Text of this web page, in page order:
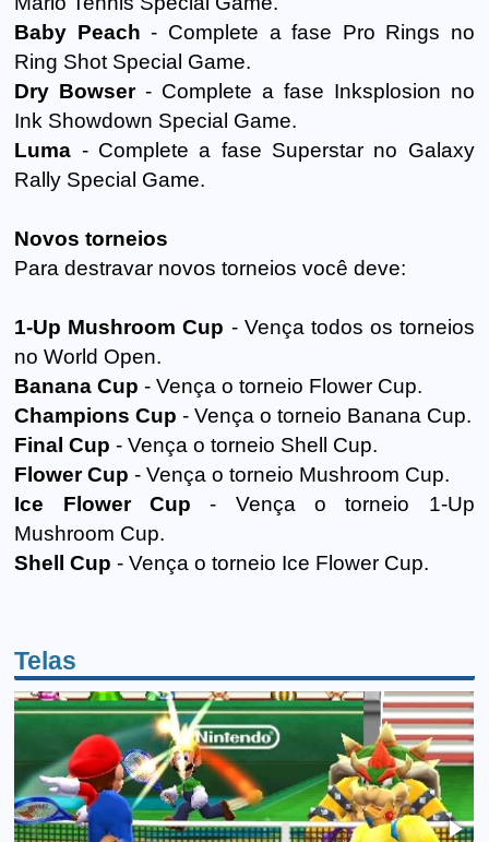
Baby Peach - Complete a fase Pro Rings no
Ring Shot Special Game.
Dry Bowser- Complete a fase Inksplosion no
Ink Showdown Special Game.
Luma - Complete a fase Superstar no Galaxy
Rally Special Game.
Novos torneios
Para destravar novos torneios você deve:
1-Up Mushroom Cup - Vença todos os torneios
no World Open.
Banana Cup - Vença o torneio Flower Cup.
Champions Cup - Vença o torneio Banana Cup.
Final Cup - Vença o torneio Shell Cup.
Flower Cup - Vença o torneio Mushroom Cup.
Ice Flower Cup - Vença o torneio 1-Up
Mushroom Cup.
Shell Cup - Vença o torneio Ice Flower Cup.
Telas